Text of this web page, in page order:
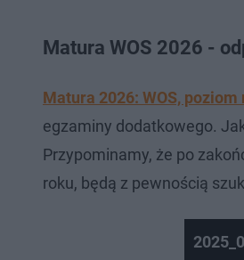
Matura WOS 2026 -
Matura 2026: WOS,
egzaminy dodatkowego.
Przypominamy, że po
roku, będą z pewnością